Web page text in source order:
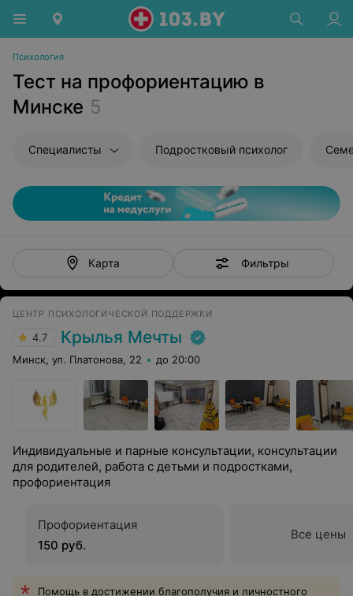
Психология
Тест на профориентацию в
Минске 5
Специалисты Подростковый психолог
Карта Фильтры
ЦЕНТР ПСИХОЛОГИЧЕСКОЙ ПОДДЕРЖКИ
4.7 Крылья Мечты
Минск, ул. Платонова, 22 до 20:00
Индивидуальные и парные консультации, консультации
для родителей, работа с детьми и подростками,
профориентация
Профориентация
150 руб.
Все цены
Помощь в достижении благополучия и личностного